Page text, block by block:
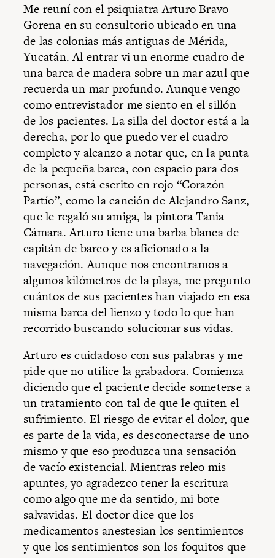
Me reuní con el psiquiatra Arturo Bravo
Gorena en su consultorio ubicado en una
de las colonias más antiguas de Mérida,
Yucatán. Al entrar vi un enorme cuadro de
una barca de madera sobre un mar azul que
recuerda un mar profundo. Aunque vengo
como entrevistador me siento en el sillón
de los pacientes. La silla del doctor está a la
derecha, por lo que puedo ver el cuadro
completo y alcanzo a notar que, en la punta
de la pequeña barca, con espacio para dos
personas, está escrito en rojo “Corazón
Partío”, como la canción de Alejandro Sanz,
que le regaló su amiga, la pintora Tania
Cámara. Arturo tiene una barba blanca de
capitán de barco y es aficionado a la
navegación. Aunque nos encontramos a
algunos kilómetros de la playa, me pregunto
cuántos de sus pacientes han viajado en esa
misma barca del lienzo y todo lo que han
recorrido buscando solucionar sus vidas.
Arturo es cuidadoso con sus palabras y me
pide que no utilice la grabadora. Comienza
diciendo que el paciente decide someterse a
un tratamiento con tal de que le quiten el
sufrimiento. El riesgo de evitar el dolor, que
es parte de la vida, es desconectarse de uno
mismo y que eso produzca una sensación
de vacío existencial. Mientras releo mis
apuntes, yo agradezco tener la escritura
como algo que me da sentido, mi bote
salvavidas. El doctor dice que los
medicamentos anestesian los sentimientos
y que los sentimientos son los foquitos que